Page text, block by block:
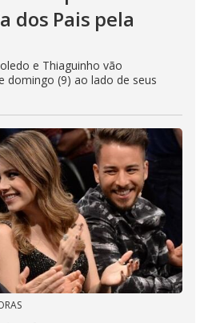
dos Pais pela
e Thiaguinho vão
domingo (9) ao lado de seus